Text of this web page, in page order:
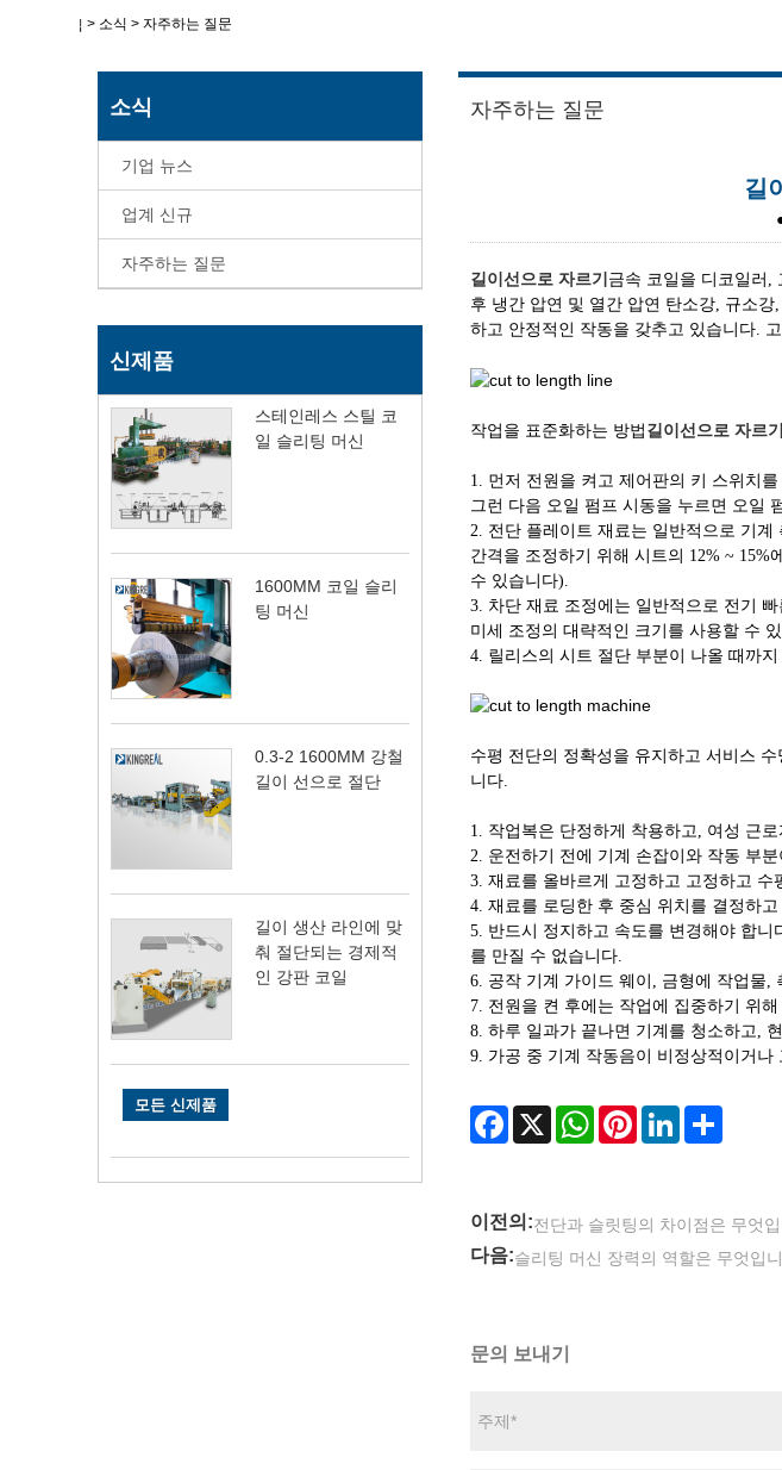
집 > 소식 > 자주하는 질문
소식
기업 뉴스
업계 신규
자주하는 질문
신제품
스테인레스 스틸 코
일 슬리팅 머신
1600MM 코일 슬리
팅 머신
0.3-2 1600MM 강철
길이 선으로 절단
길이 생산 라인에 맞
춰 절단되는 경제적
인 강판 코일
모든 신제품
자주하는 질문
길
길이선으로 자르기 금속 코일을 디코일러,
후 냉간 압연 및 열간 압연 탄소강, 규소
하고 안정적인 작동을 갖추고 있습니다.
작업을 표준화하는 방법 길이선으로 자르기
1. 먼저 전원을 켜고 제어판의 키 스위치
그런 다음 오일 펌프 시동을 누르면 오일
2. 전단 플레이트 재료는 일반적으로 기
간격을 조정하기 위해 시트의 12% ~
수 있습니다).
3. 차단 재료 조정에는 일반적으로 전기
미세 조정의 대략적인 크기를 사용할 수 있
4. 릴리스의 시트 절단 부분이 나올 때까
수평 전단의 정확성을 유지하고 서비스
니다.
1. 작업복은 단정하게 착용하고, 여성 근
2. 운전하기 전에 기계 손잡이와 작동 부
3. 재료를 올바르게 고정하고 고정하고
4. 재료를 로딩한 후 중심 위치를 결정하
5. 반드시 정지하고 속도를 변경해야 합
를 만질 수 없습니다.
6. 공작 기계 가이드 웨이, 금형에 작업물,
7. 전원을 켠 후에는 작업에 집중하기 위
8. 하루 일과가 끝나면 기계를 청소하고,
9. 가공 중 기계 작동음이 비정상적이거
Facebook
X WhatsAppPinterestLinkedInShare
이전의:전단과 슬릿팅의 차이점은 무엇
다음:슬리팅 머신 장력의 역할은 무엇입
문의 보내기